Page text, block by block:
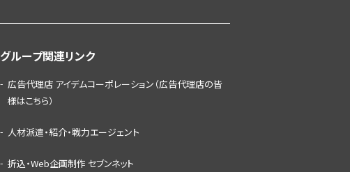
グループ関連リンク
広告代理店 アイデムコーポレーション（広告代理店の皆
様はこちら）
人材派遣・紹介・戦力エージェント
折込・Web企画制作 セブンネット